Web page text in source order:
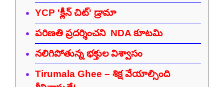
YCP 'క్లీన్ చిట్' డ్రామా
పరిణతి ప్రదర్శించని NDA కూటమి
నలిగిపోతున్న భక్తుల విశ్వాసం
Tirumala Ghee – శిక్ష వేయాల్సింది